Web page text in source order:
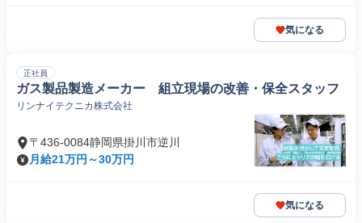
気になる
正社員
ガス製品製造メーカー 組立現場の改善・保全スタッフ
リンナイテクニカ株式会社
〒436-0084静岡県掛川市逆川
月給21万円～30万円
気になる